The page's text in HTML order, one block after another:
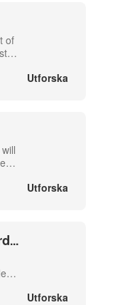
of
…
Utforska
…
Utforska
...
…
Utforska